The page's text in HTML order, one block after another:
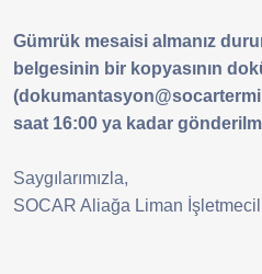
Gümrük mesaisi almanız
belgesinin bir kopyasının
saat 16:00 ya kadar
Saygılarımızla,
SOCAR Aliağa Liman